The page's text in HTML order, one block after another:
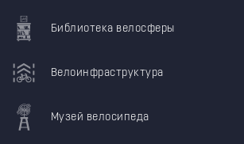
Библиотека велосферы
Велоинфраструктура
Музей велосипеда